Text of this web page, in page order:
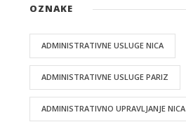
OZNAKE
ADMINISTRATIVNE USLUGE NICA
ADMINISTRATIVNE USLUGE PARIZ
ADMINISTRATIVNO UPRAVLJANJE NICA